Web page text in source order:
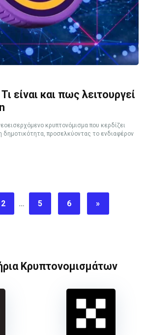
Τι είναι και πως λειτουργεί
κρυπτονόμισμα που κερδίζει
δημοτικότητα, προσελκύοντας το ενδιαφέρον
2 … 5 6 »
Κρυπτονομισμάτων